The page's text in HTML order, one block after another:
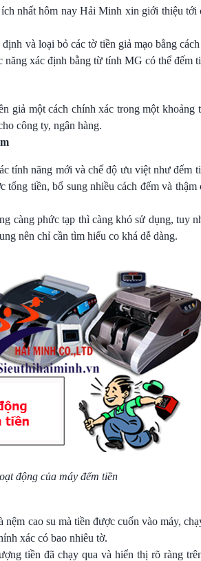
nhất hôm nay Hải Minh xin giới thiệu tới
và loại bỏ các tờ tiền giả mạo bằng
xác định bằng từ tính MG có thể đếm
giả một cách chính xác trong một
công ty, ngân hàng.
tính năng mới và chế độ ưu việt như đếm
tiền, bổ sung nhiều cách đếm và
càng phức tạp thì càng khó sử dụng, tuy
nên chỉ cần tìm hiểu co khá dễ dàng.
động của máy đếm tiền
cao su mà tiền được cuốn vào máy,
xác có bao nhiêu tờ.
tiền đã chạy qua và hiển thị rõ ràng